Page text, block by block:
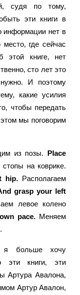
судя по тому,
эти книги в
информации нет в
место, где сейчас
этой книге, нет
сто лет это
И поэтому
какие усилия
чтобы передать
мы поговорим
из позы.
Place
hip. Располагаем
grasp your left
левое колено
pace. Меняем
я больше хочу
эти книги, эти
Артура Авалона,
Артур Авалон,